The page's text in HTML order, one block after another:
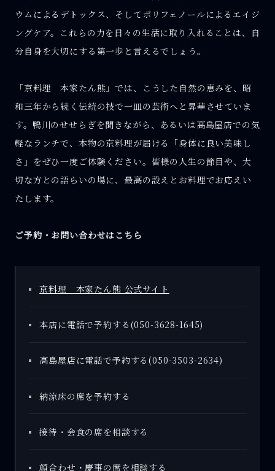
ウムによるデトックス、そしてポリフェノールによるエイジ
ングケア。これらの力を日々の生活に取り入れることは、自
分自身を大切にする第一歩と言えるでしょう。
「京料理 本家たん熊」では、こうした自然の恵みを、昭
和三年から続く伝統の技で一皿の芸術へと昇華させていま
す。鴨川のせせらぎを聞きながら、あるいは高島屋店での気
軽なランチで、本物の京料理が届ける「身体に良い美味し
さ」をぜひ一度ご体験ください。皆様の人生の節目や、大
切な方との語らいの場に、最高の設えとお料理でお応えい
たします。
ご予約・お問い合わせはこちら
京料理 本家たん熊 公式サイト
本店に電話で予約する(050-3628-1645)
高島屋店に電話で予約する(050-3503-2634)
納涼床の席を予約する
接待・会食の席を相談する
顔合わせ・慶事の席を相談する